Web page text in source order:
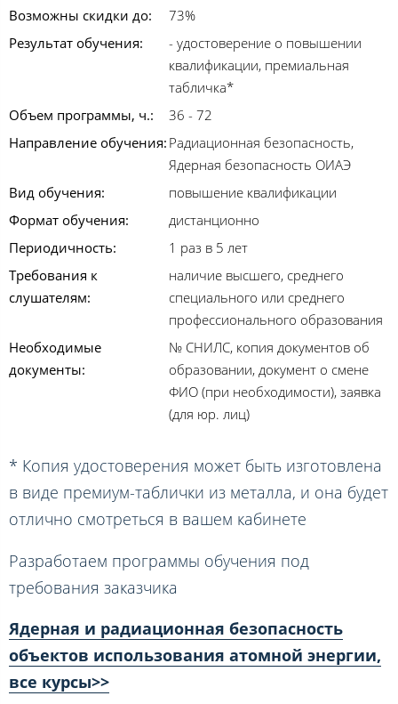
Возможны скидки до:
73%
Результат обучения:
- удостоверение о повышении
квалификации, премиальная
табличка*
Объем программы, ч.:
36 - 72
Направление обучения: Радиационная безопасность,
Ядерная безопасность ОИАЭ
Вид обучения:
повышение квалификации
Формат обучения:
дистанционно
Периодичность:
1 раз в 5 лет
Требования к
слушателям:
наличие высшего, среднего
специального или среднего
профессионального образования
Необходимые
документы:
№ СНИЛС, копия документов об
образовании, документ о смене
ФИО (при необходимости), заявка
(для юр. лиц)
* Копия удостоверения может быть изготовлена
в виде премиум-таблички из металла, и она будет
отлично смотреться в вашем кабинете
Разработаем программы обучения под
требования заказчика
Ядерная и радиационная безопасность
объектов использования атомной энергии,
все курсы>>